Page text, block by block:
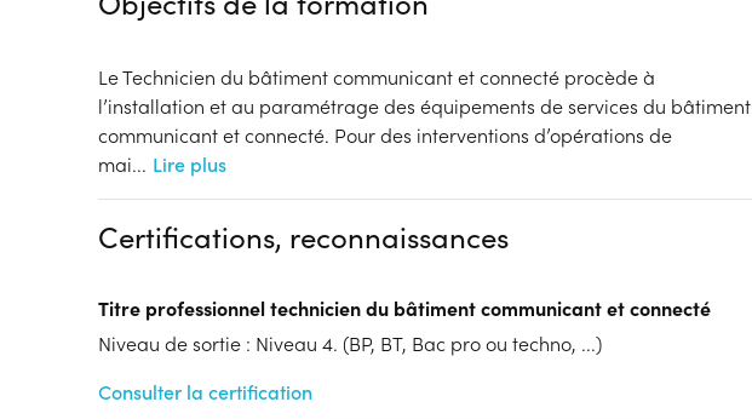
Le Technicien du bâtiment communicant et connecté procède à
l’installation et au paramétrage des équipements de services du bâtiment
communicant et connecté. Pour des interventions d’opérations de
mai... Lire plus
Certifications, reconnaissances
Titre professionnel technicien du bâtiment communicant et connecté
Niveau de sortie : Niveau 4. (BP, BT, Bac pro ou techno, ...)
Consulter la certification